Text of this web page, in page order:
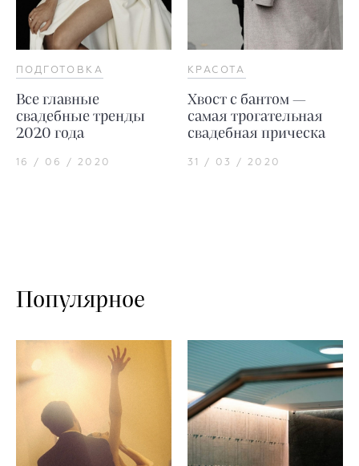
ПОДГОТОВКА
Все главные
свадебные тренды
2020 года
16 / 06 / 2020
КРАСОТА
Хвост с бантом —
самая трогательная
свадебная прическа
31 / 03 / 2020
Популярное